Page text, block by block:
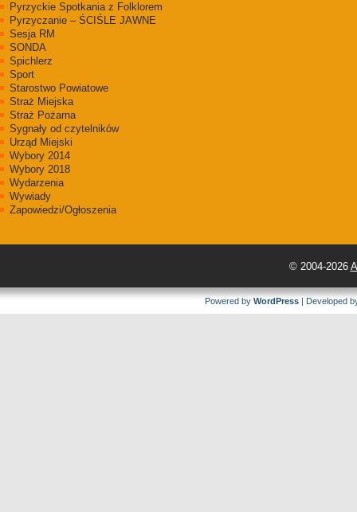
Pyrzyckie Spotkania z Folklorem
Pyrzyczanie – ŚCIŚLE JAWNE
Sesja RM
SONDA
Spichlerz
Sport
Starostwo Powiatowe
Straż Miejska
Straż Pożarna
Sygnały od czytelników
Urząd Miejski
Wybory 2014
Wybory 2018
Wydarzenia
Wywiady
Zapowiedzi/Ogłoszenia
© 2004-2026
Powered by WordPress | Developed